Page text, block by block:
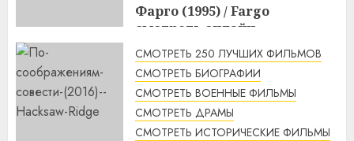
Фарго (1995) / Fargo
смотреть онлайн
1:49 07.08.2026
СМОТРЕТЬ 250 ЛУЧШИХ ФИЛЬМОВ
СМОТРЕТЬ БИОГРАФИИ
СМОТРЕТЬ ВОЕННЫЕ ФИЛЬМЫ
СМОТРЕТЬ ДРАМЫ
СМОТРЕТЬ ИСТОРИЧЕСКИЕ ФИЛЬМЫ